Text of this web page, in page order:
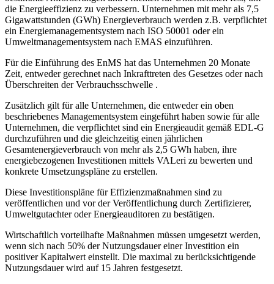
die Energieeffizienz zu verbessern. Unternehmen mit mehr als 7,5
Gigawattstunden (GWh) Energieverbrauch werden z.B. verpflichtet
ein Energiemanagementsystem nach ISO 50001 oder ein
Umweltmanagementsystem nach EMAS einzuführen.
Für die Einführung des EnMS hat das Unternehmen 20 Monate
Zeit, entweder gerechnet nach Inkrafttreten des Gesetzes oder nach
Überschreiten der Verbrauchsschwelle .
Zusätzlich gilt für alle Unternehmen, die entweder ein oben
beschriebenes Managementsystem eingeführt haben sowie für alle
Unternehmen, die verpflichtet sind ein Energieaudit gemäß EDL-G
durchzuführen und die gleichzeitig einen jährlichen
Gesamtenergieverbrauch von mehr als 2,5 GWh haben, ihre
energiebezogenen Investitionen mittels VALeri zu bewerten und
konkrete Umsetzungspläne zu erstellen.
Diese Investitionspläne für Effizienzmaßnahmen sind zu
veröffentlichen und vor der Veröffentlichung durch Zertifizierer,
Umweltgutachter oder Energieauditoren zu bestätigen.
Wirtschaftlich vorteilhafte Maßnahmen müssen umgesetzt werden,
wenn sich nach 50% der Nutzungsdauer einer Investition ein
positiver Kapitalwert einstellt. Die maximal zu berücksichtigende
Nutzungsdauer wird auf 15 Jahren festgesetzt.